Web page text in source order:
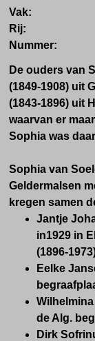
Vak:
Rij:
Nummer:
De ouders van
(1849-1908) uit
(1843-1896) uit
waarvan er
Sophia was
Sophia van
Geldermalsen
kregen samen
Jantje
in1929 in
(1896-
Eelke
de Alg.
Dirk